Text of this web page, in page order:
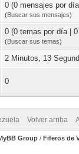
0 (0 mensajes por
(Buscar sus mensajes)
0 (0 temas por día |
(Buscar sus temas)
2 Minutos, 13
0
Volver arriba
Group/ Fiferos de